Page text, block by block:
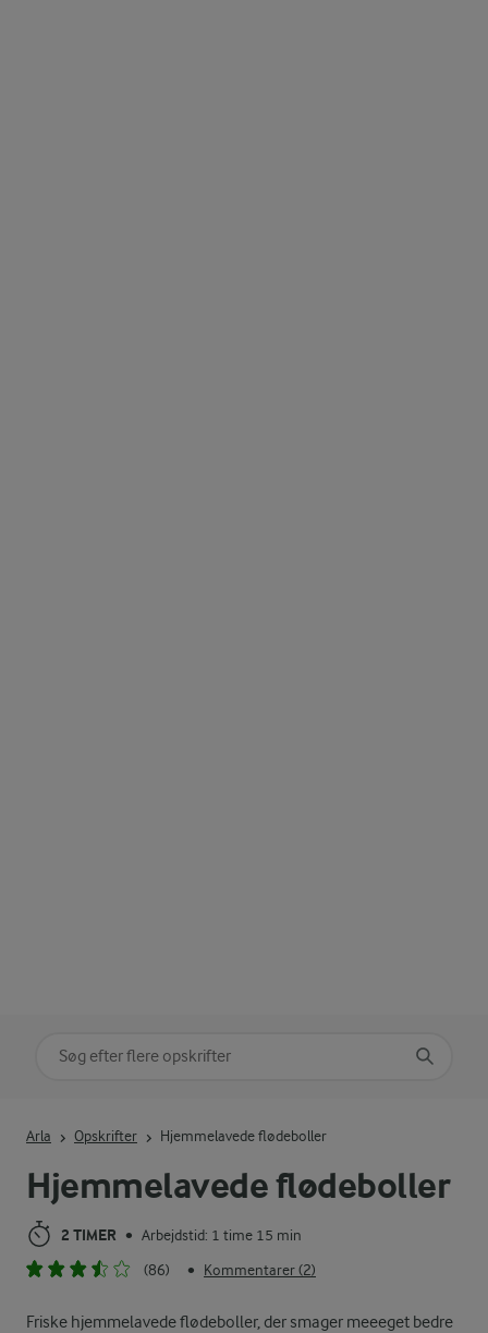
Hjemmelavede flødeboller
2 TIMER • Arbejdstid: 1 time 15 min
(86)
• Kommentarer (2)
Friske hjemmelavede flødeboller, der smager meeeget bedre
Arla Opskrifter Hjemmelavede flødeboller
Søg på kategori